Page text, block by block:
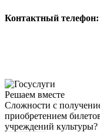
Контактный телефон:
Решаем вместе
Сложности с
приобретением
учреждений культуры?